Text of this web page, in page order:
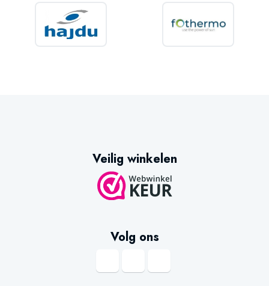
Veilig winkelen
Volg ons